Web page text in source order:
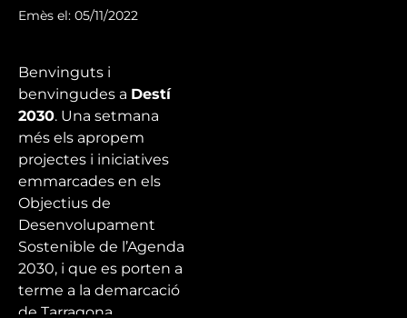
Emès el: 05/11/2022
Benvinguts i
benvingudes a Destí
2030. Una setmana
més els apropem
projectes i iniciatives
emmarcades en els
Objectius de
Desenvolupament
Sostenible de l’Agenda
2030, i que es porten a
terme a la demarcació
de Tarragona.